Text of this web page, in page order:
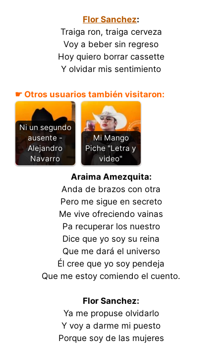
Flor Sanchez:
Traiga ron, traiga cerveza
Voy a beber sin regreso
Hoy quiero borrar cassette
Y olvidar mis sentimiento
☛ Otros usuarios también visitaron:
Ni un segundo
ausente -
Alejandro
Navarro
Mi Mango
Piche "Letra y
video"
Araima Amezquita:
Anda de brazos con otra
Pero me sigue en secreto
Me vive ofreciendo vainas
Pa recuperar los nuestro
Dice que yo soy su reina
Que me dará el universo
Él cree que yo soy pendeja
Que me estoy comiendo el cuento.
Flor Sanchez:
Ya me propuse olvidarlo
Y voy a darme mi puesto
Porque soy de las mujeres